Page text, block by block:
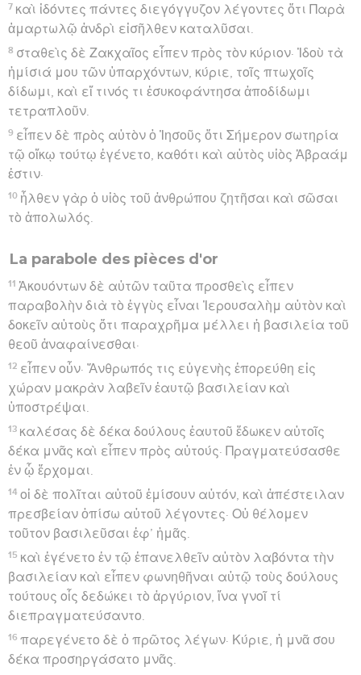
7 καὶ ἰδόντες πάντες διεγόγγυζον λέγοντες ὅτι Παρὰ
ἁμαρτωλῷ ἀνδρὶ εἰσῆλθεν καταλῦσαι.
8 σταθεὶς δὲ Ζακχαῖος εἶπεν πρὸς τὸν κύριον· Ἰδοὺ τὰ
ἡμίσιά μου τῶν ὑπαρχόντων, κύριε, τοῖς πτωχοῖς
δίδωμι, καὶ εἴ τινός τι ἐσυκοφάντησα ἀποδίδωμι
τετραπλοῦν.
9 εἶπεν δὲ πρὸς αὐτὸν ὁ Ἰησοῦς ὅτι Σήμερον σωτηρία
τῷ οἴκῳ τούτῳ ἐγένετο, καθότι καὶ αὐτὸς υἱὸς Ἀβραάμ
ἐστιν·
10 ἦλθεν γὰρ ὁ υἱὸς τοῦ ἀνθρώπου ζητῆσαι καὶ σῶσαι
τὸ ἀπολωλός.
La parabole des pièces d'or
11 Ἀκουόντων δὲ αὐτῶν ταῦτα προσθεὶς εἶπεν
παραβολὴν διὰ τὸ ἐγγὺς εἶναι Ἰερουσαλὴμ αὐτὸν καὶ
δοκεῖν αὐτοὺς ὅτι παραχρῆμα μέλλει ἡ βασιλεία τοῦ
θεοῦ ἀναφαίνεσθαι·
12 εἶπεν οὖν· Ἄνθρωπός τις εὐγενὴς ἐπορεύθη εἰς
χώραν μακρὰν λαβεῖν ἑαυτῷ βασιλείαν καὶ
ὑποστρέψαι.
13 καλέσας δὲ δέκα δούλους ἑαυτοῦ ἔδωκεν αὐτοῖς
δέκα μνᾶς καὶ εἶπεν πρὸς αὐτούς· Πραγματεύσασθε
ἐν ᾧ ἔρχομαι.
14 οἱ δὲ πολῖται αὐτοῦ ἐμίσουν αὐτόν, καὶ ἀπέστειλαν
πρεσβείαν ὀπίσω αὐτοῦ λέγοντες· Οὐ θέλομεν
τοῦτον βασιλεῦσαι ἐφ’ ἡμᾶς.
15 καὶ ἐγένετο ἐν τῷ ἐπανελθεῖν αὐτὸν λαβόντα τὴν
βασιλείαν καὶ εἶπεν φωνηθῆναι αὐτῷ τοὺς δούλους
τούτους οἷς δεδώκει τὸ ἀργύριον, ἵνα γνοῖ τί
διεπραγματεύσαντο.
16 παρεγένετο δὲ ὁ πρῶτος λέγων· Κύριε, ἡ μνᾶ σου
δέκα προσηργάσατο μνᾶς.